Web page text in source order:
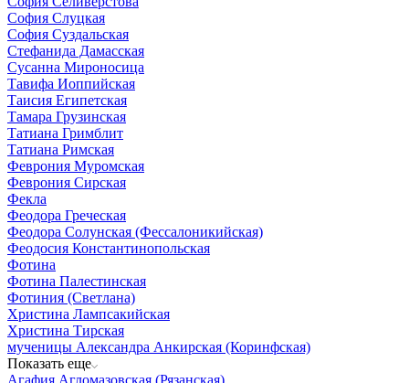
София Слуцкая
София Суздальская
Стефанида Дамасская
Сусанна Мироносица
Тавифа Иоппийская
Таисия Египетская
Тамара Грузинская
Татиана Гримблит
Татиана Римская
Феврония Муромская
Феврония Сирская
Фекла
Феодора Греческая
Феодора Солунская (Фессалоникийская)
Феодосия Константинопольская
Фотина
Фотина Палестинская
Фотиния (Светлана)
Христина Лампсакийская
Христина Тирская
мученицы Александра Анкирская (Коринфская)
Показать еще
Агафия Агломазовская (Рязанская)